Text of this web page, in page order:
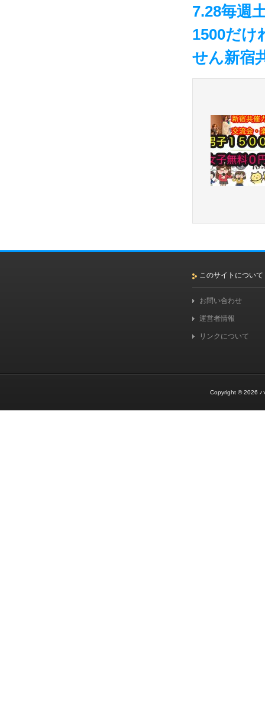
7.28毎週
1500だけ
せん新宿
このサイトについて
お問い合わせ
運営者情報
リンクについて
Copyright © 2026